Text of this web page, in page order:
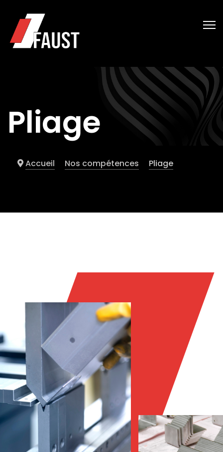
Pliage
Accueil Nos compétences Pliage